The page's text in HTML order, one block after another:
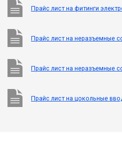
Прайс лист на фитинги
Прайс лист на неразъемные
Прайс лист на неразъемные
Прайс лист на цокольные